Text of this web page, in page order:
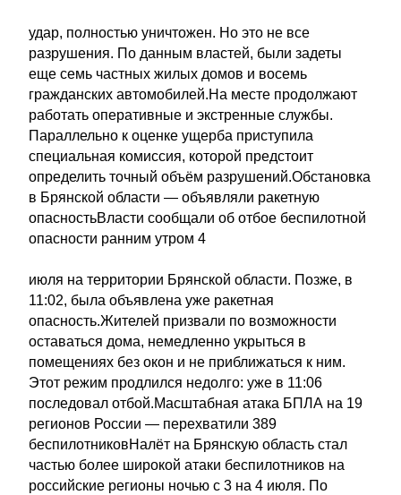
удар, полностью уничтожен. Но это не все
разрушения. По данным властей, были задеты
еще семь частных жилых домов и восемь
гражданских автомобилей.На месте продолжают
работать оперативные и экстренные службы.
Параллельно к оценке ущерба приступила
специальная комиссия, которой предстоит
определить точный объём разрушений.Обстановка
в Брянской области — объявляли ракетную
опасностьВласти сообщали об отбое беспилотной
опасности ранним утром 4
июля на территории Брянской области. Позже, в
11:02, была объявлена уже ракетная
опасность.Жителей призвали по возможности
оставаться дома, немедленно укрыться в
помещениях без окон и не приближаться к ним.
Этот режим продлился недолго: уже в 11:06
последовал отбой.Масштабная атака БПЛА на 19
регионов России — перехватили 389
беспилотниковНалёт на Брянскую область стал
частью более широкой атаки беспилотников на
российские регионы ночью с 3 на 4 июля. По